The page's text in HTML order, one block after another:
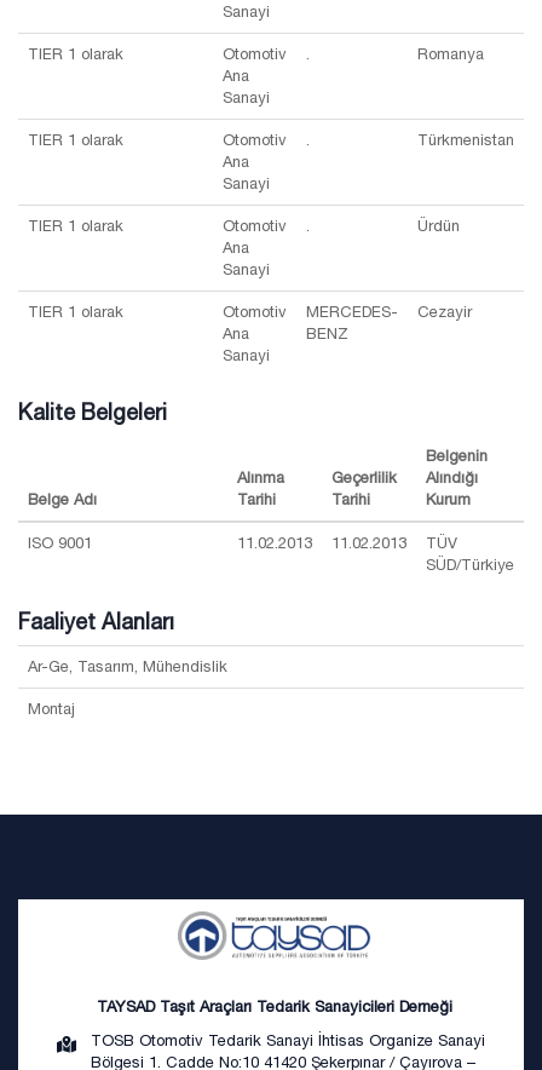
Sanayi
TIER 1 olarak
Otomotiv
Ana
Sanayi
. Romanya
TIER 1 olarak
Otomotiv
Ana
Sanayi
. Türkmenistan
TIER 1 olarak
Otomotiv
Ana
Sanayi
. Ürdün
TIER 1 olarak
Otomotiv
Ana
Sanayi
MERCEDES-
BENZ
Cezayir
Kalite Belgeleri
Belge Adı
Alınma
Tarihi
Geçerlilik
Tarihi
Belgenin
Alındığı
Kurum
ISO 9001 11.02.2013 11.02.2013
TÜV
SÜD/Türkiye
Faaliyet Alanları
Ar-Ge, Tasarım, Mühendislik
Montaj
TAYSAD Taşıt Araçları Tedarik Sanayicileri Derneği
TOSB Otomotiv Tedarik Sanayi İhtisas Organize Sanayi
Bölgesi 1. Cadde No:10 41420 Şekerpınar / Çayırova –